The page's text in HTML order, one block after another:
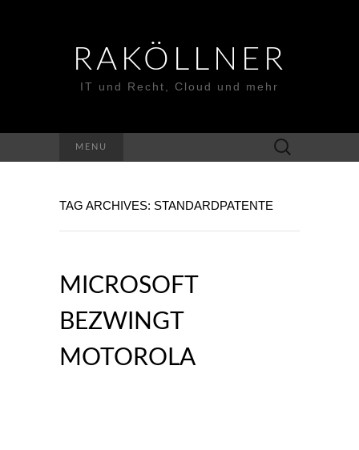
RAKÖLLNER
IT und Recht, Cloud und mehr
MENU
Suchen
nach:
TAG ARCHIVES: STANDARDPATENTE
MICROSOFT
BEZWINGT
MOTOROLA